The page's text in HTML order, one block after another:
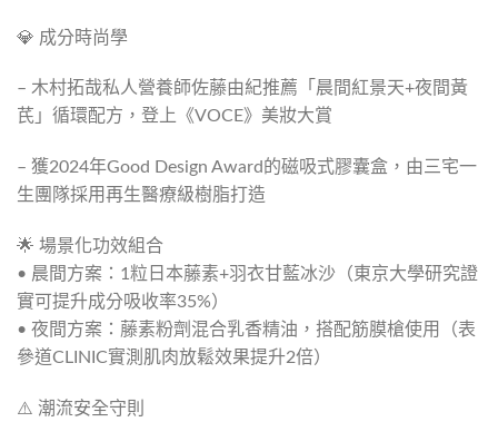
💎 成分時尚學
– 木村拓哉私人營養師佐藤由紀推薦「晨間紅景天+夜間黃
芪」循環配方，登上《VOCE》美妝大賞
– 獲2024年Good Design Award的磁吸式膠囊盒，由三宅一
生團隊採用再生醫療級樹脂打造
🌟 場景化功效組合
• 晨間方案：1粒日本藤素+羽衣甘藍冰沙（東京大學研究證
實可提升成分吸收率35%）
• 夜間方案：藤素粉劑混合乳香精油，搭配筋膜槍使用（表
參道CLINIC實測肌肉放鬆效果提升2倍）
⚠️ 潮流安全守則